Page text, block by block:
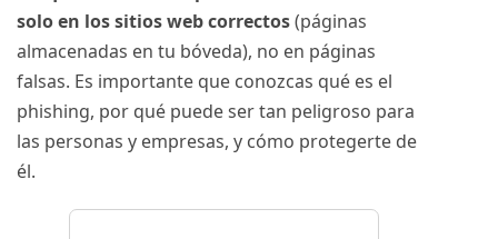
solo en los sitios web correctos(páginas
almacenadas en tu bóveda), no en páginas
falsas. Es importante que conozcas qué es el
phishing, por qué puede ser tan peligroso para
las personas y empresas, y cómo protegerte de
él.